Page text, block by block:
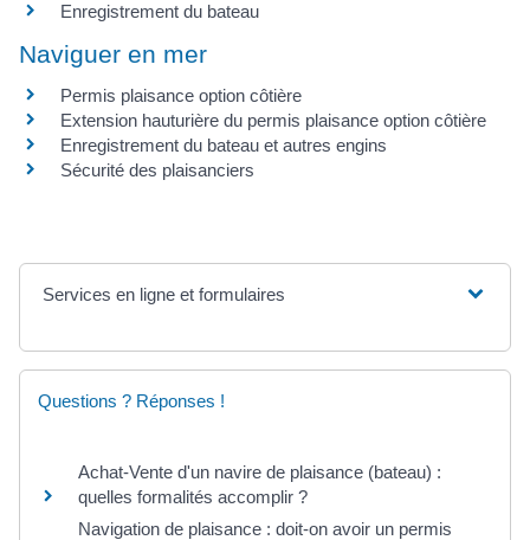
Enregistrement du bateau
Naviguer en mer
Permis plaisance option côtière
Extension hauturière du permis plaisance option côtière
Enregistrement du bateau et autres engins
Sécurité des plaisanciers
Services en ligne et formulaires
Questions ? Réponses !
Achat-Vente d'un navire de plaisance (bateau) :
quelles formalités accomplir ?
Navigation de plaisance : doit-on avoir un permis